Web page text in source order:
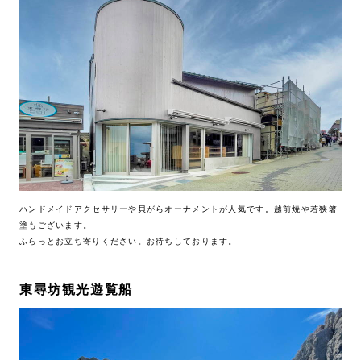
ハンドメイドアクセサリーや貝がらオーナメントが人気です。越前焼や若狭箸
塗もございます。
ふらっとお立ち寄りください。お待ちしております。
東尋坊観光遊覧船